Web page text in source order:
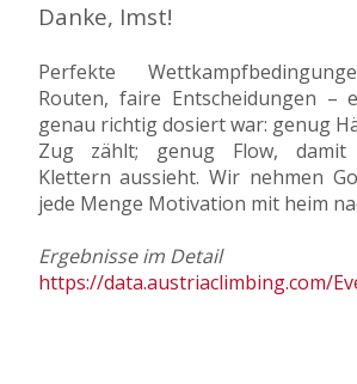
Danke, Imst!
Perfekte
Routen, faire Entscheidungen –
genau richtig dosiert war: genug
Zug zählt; genug Flow, damit
Klettern aussieht. Wir nehmen
jede Menge Motivation mit heim
Ergebnisse im Detail
https://data.austriaclimbing.com/